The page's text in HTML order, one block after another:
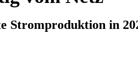
Stromproduktion in